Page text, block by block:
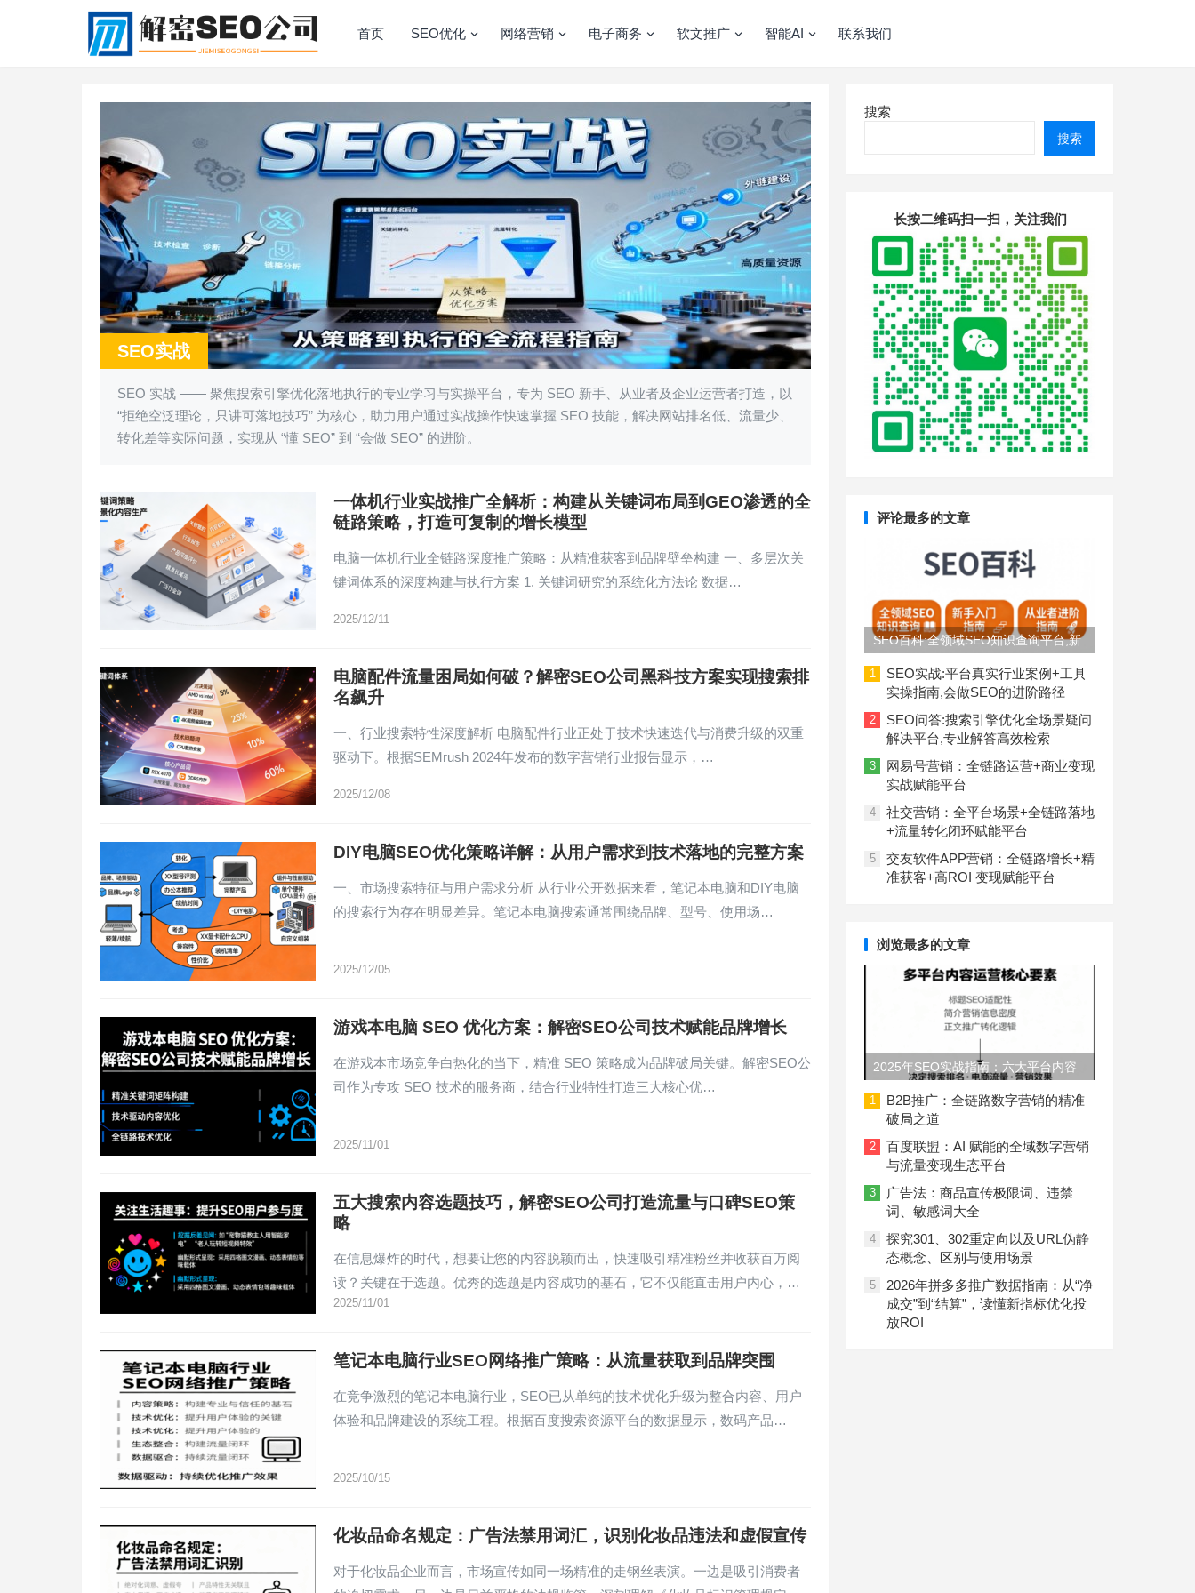
首页 SEO优化 网络营销 电子商务 软文推广 智能AI 联系我们
SEO实战
SEO 实战 —— 聚焦搜索引擎优化落地执行的专业学习与实操平台，专为 SEO 新手、从业者及企业运营者打造，以
“拒绝空泛理论，只讲可落地技巧” 为核心，助力用户通过实战操作快速掌握 SEO 技能，解决网站排名低、流量少、
转化差等实际问题，实现从 “懂 SEO” 到 “会做 SEO” 的进阶。
一体机行业实战推广全解析：构建从关键词布局到GEO渗透的全
链路策略，打造可复制的增长模型
电脑一体机行业全链路深度推广策略：从精准获客到品牌壁垒构建 一、多层次关
键词体系的深度构建与执行方案 1. 关键词研究的系统化方法论 数据…
2025/12/11
电脑配件流量困局如何破？解密SEO公司黑科技方案实现搜索排
名飙升
一、行业搜索特性深度解析 电脑配件行业正处于技术快速迭代与消费升级的双重
驱动下。根据SEMrush 2024年发布的数字营销行业报告显示，…
2025/12/08
DIY电脑SEO优化策略详解：从用户需求到技术落地的完整方案
一、市场搜索特征与用户需求分析 从行业公开数据来看，笔记本电脑和DIY电脑
的搜索行为存在明显差异。笔记本电脑搜索通常围绕品牌、型号、使用场…
2025/12/05
游戏本电脑 SEO 优化方案：解密SEO公司技术赋能品牌增长
在游戏本市场竞争白热化的当下，精准 SEO 策略成为品牌破局关键。解密SEO公
司作为专攻 SEO 技术的服务商，结合行业特性打造三大核心优…
2025/11/01
五大搜索内容选题技巧，解密SEO公司打造流量与口碑SEO策
略
在信息爆炸的时代，想要让您的内容脱颖而出，快速吸引精准粉丝并收获百万阅
读？关键在于选题。优秀的选题是内容成功的基石，它不仅能直击用户内心，…
2025/11/01
笔记本电脑行业SEO网络推广策略：从流量获取到品牌突围
在竞争激烈的笔记本电脑行业，SEO已从单纯的技术优化升级为整合内容、用户
体验和品牌建设的系统工程。根据百度搜索资源平台的数据显示，数码产品…
2025/10/15
化妆品命名规定：广告法禁用词汇，识别化妆品违法和虚假宣传
对于化妆品企业而言，市场宣传如同一场精准的走钢丝表演。一边是吸引消费者
搜索
搜索
长按二维码扫一扫，关注我们
评论最多的文章
SEO百科:全领域SEO知识查询平台,新
手入门到从业者进阶指南
1
SEO实战:平台真实行业案例+工具
实操指南,会做SEO的进阶路径
2
SEO问答:搜索引擎优化全场景疑问
解决平台,专业解答高效检索
3
网易号营销：全链路运营+商业变现
实战赋能平台
4
社交营销：全平台场景+全链路落地
+流量转化闭环赋能平台
5
交友软件APP营销：全链路增长+精
准获客+高ROI 变现赋能平台
浏览最多的文章
2025年SEO实战指南：六大平台内容
长度与结构规范
1
B2B推广：全链路数字营销的精准
破局之道
2
百度联盟：AI 赋能的全域数字营销
与流量变现生态平台
3
广告法：商品宣传极限词、违禁
词、敏感词大全
4
探究301、302重定向以及URL伪静
态概念、区别与使用场景
5
2026年拼多多推广数据指南：从“净
成交”到“结算”，读懂新指标优化投
放ROI